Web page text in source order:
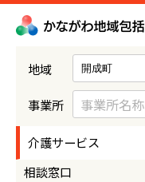
地域
事業所 事業所名称
介護サービス
相談窓口